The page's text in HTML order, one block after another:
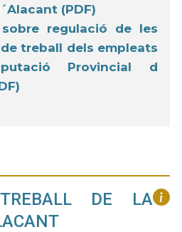
(PDF)
regulació de les
treball dels empleats
Provincial d
DE LA